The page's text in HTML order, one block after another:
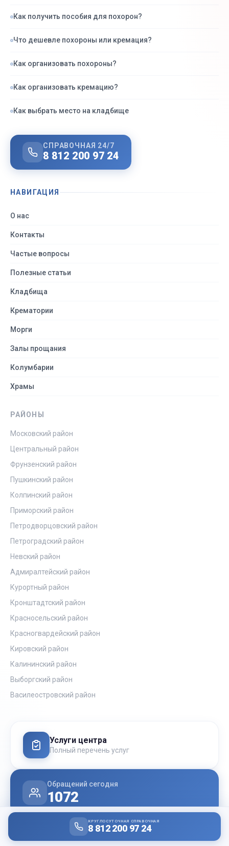
КРУГЛОСУТОЧНАЯ СПРАВОЧНАЯ
8 812 200 97 24
Как получить пособия для похорон?
Что дешевле похороны или кремация?
Как организовать похороны?
Как организовать кремацию?
Как выбрать место на кладбище
СПРАВОЧНАЯ 24/7
8 812 200 97 24
НАВИГАЦИЯ
О нас
Контакты
Частые вопросы
Полезные статьи
Кладбища
Крематории
Морги
Залы прощания
Колумбарии
Храмы
РАЙОНЫ
Московский район
Центральный район
Фрунзенский район
Пушкинский район
Колпинский район
Приморский район
Петродворцовский район
Петроградский район
Невский район
Адмиралтейский район
Курортный район
Кронштадтский район
Красносельский район
Красногвардейский район
Кировский район
Калининский район
Выборгский район
Василеостровский район
Услуги центра
Полный перечень услуг
Обращений сегодня
1072